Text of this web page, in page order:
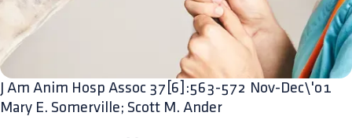
J Am Anim Hosp Assoc 37[6]:563-572 Nov-Dec\'01
Mary E. Somerville; Scott M. Ander